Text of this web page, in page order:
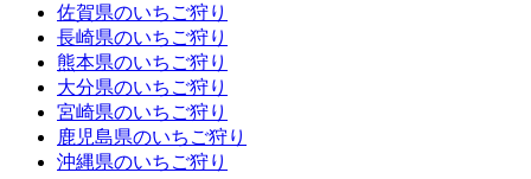
佐賀県のいちご狩り
長崎県のいちご狩り
熊本県のいちご狩り
大分県のいちご狩り
宮崎県のいちご狩り
鹿児島県のいちご狩り
沖縄県のいちご狩り